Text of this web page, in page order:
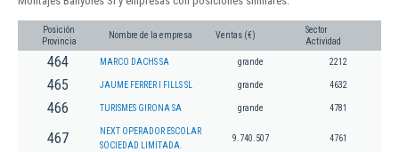
Posición
Provincia
Nombre de la empresa Ventas (€)
Sector
Actividad
464 MARCO DACHS SA grande 2212
465 JAUME FERRER I FILLS SL grande 4632
466 TURISMES GIRONA SA grande 4781
467
NEXT OPERADOR ESCOLAR
SOCIEDAD LIMITADA.
9.740.507 4761